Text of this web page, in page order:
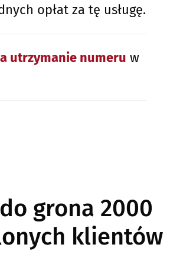
opłat za tę usługę.
utrzymanie numeru w
grona 2000
klientów